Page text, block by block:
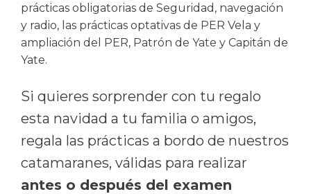
prácticas obligatorias de Seguridad, navegación
y radio, las prácticas optativas de PER Vela y
ampliación del PER, Patrón de Yate y Capitán de
Yate.
Si quieres sorprender con tu regalo
esta navidad a tu familia o amigos,
regala las prácticas a bordo de nuestros
catamaranes, válidas para realizar
antes o después del examen